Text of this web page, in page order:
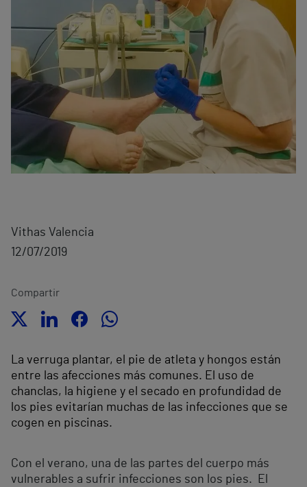
Vithas Valencia
12/07/2019
Compartir
La verruga plantar, el pie de atleta y hongos están
entre las afecciones más comunes. El uso de
chanclas, la higiene y el secado en profundidad de
los pies evitarían muchas de las infecciones que se
cogen en piscinas.
Con el verano, una de las partes del cuerpo más
vulnerables a sufrir infecciones son los pies. El